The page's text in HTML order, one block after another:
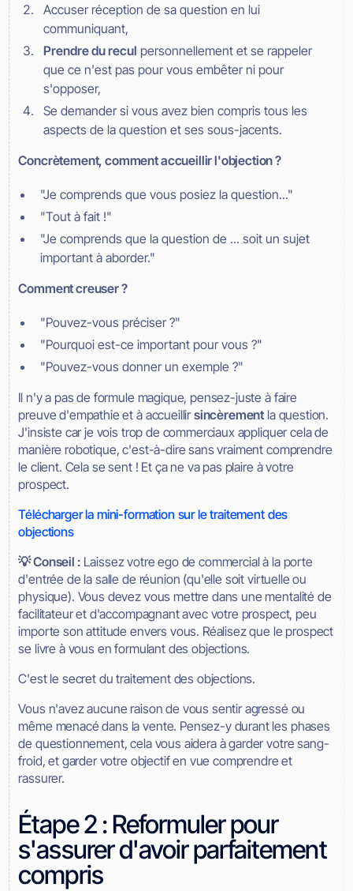
Accuser réception de sa question en lui
communiquant,
Prendre du recul personnellement et se rappeler
que ce n'est pas pour vous embêter ni pour
s'opposer,
Se demander si vous avez bien compris tous les
aspects de la question et ses sous-jacents.
Concrètement, comment accueillir l'objection ?
"Je comprends que vous posiez la question..."
"Tout à fait !"
"Je comprends que la question de ... soit un sujet
important à aborder."
Comment creuser ?
"Pouvez-vous préciser ?"
"Pourquoi est-ce important pour vous ?"
"Pouvez-vous donner un exemple ?"
Il n'y a pas de formule magique, pensez-juste à faire
preuve d'empathie et à accueillirsincèrement la question.
J'insiste car je vois trop de commerciaux appliquer cela de
manière robotique, c'est-à-dire sans vraiment comprendre
le client. Cela se sent ! Et ça ne va pas plaire à votre
prospect.
Télécharger la mini-formation sur le traitement des
objections
💡 Conseil : Laissez votre ego de commercial à la porte
d'entrée de la salle de réunion (qu'elle soit virtuelle ou
physique). Vous devez vous mettre dans une mentalité de
facilitateur et d'accompagnant avec votre prospect, peu
importe son attitude envers vous. Réalisez que le prospect
se livre à vous en formulant des objections.
C'est le secret du traitement des objections.
Vous n'avez aucune raison de vous sentir agressé ou
même menacé dans la vente. Pensez-y durant les phases
de questionnement, cela vous aidera à garder votre sang-
froid, et garder votre objectif en vue comprendre et
rassurer.
Étape 2 : Reformuler pour
s'assurer d'avoir parfaitement
compris